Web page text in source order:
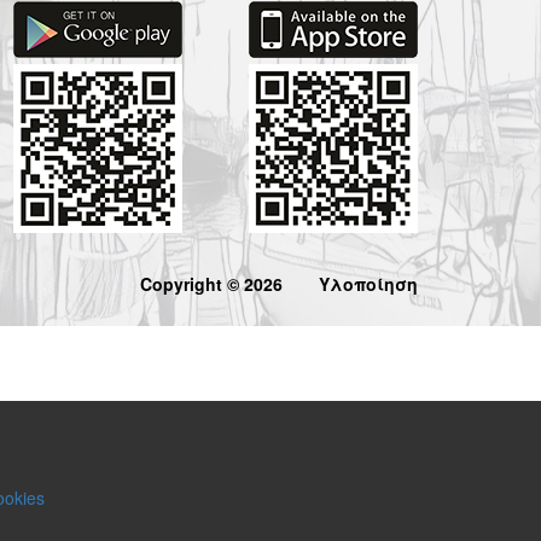
Copyright © 2026 Υλοποίηση